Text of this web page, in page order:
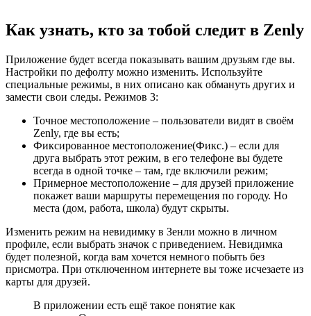
Как узнать, кто за тобой следит в Zenly
Приложение будет всегда показывать вашим друзьям где вы.
Настройки по дефолту можно изменить. Используйте
специальные режимы, в них описано как обмануть других и
замести свои следы. Режимов 3:
Точное местоположение – пользователи видят в своём
Zenly, где вы есть;
Фиксированное местоположение(Фикс.) – если для
друга выбрать этот режим, в его телефоне вы будете
всегда в одной точке – там, где включили режим;
Примерное местоположение – для друзей приложение
покажет ваши маршруты перемещения по городу. Но
места (дом, работа, школа) будут скрыты.
Изменить режим на невидимку в Зенли можно в личном
профиле, если выбрать значок с приведением. Невидимка
будет полезной, когда вам хочется немного побыть без
присмотра. При отключенном интернете вы тоже исчезаете из
карты для друзей.
В приложении есть ещё такое понятие как